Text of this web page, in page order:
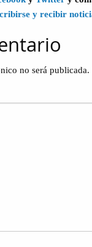
y recibir
no será publicada.